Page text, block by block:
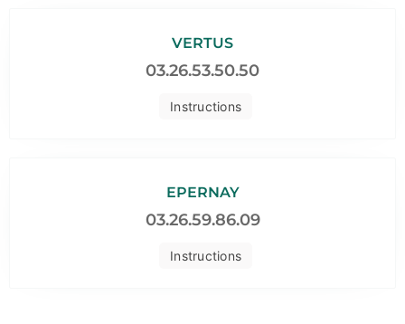
Instructions
VERTUS
03.26.53.50.50
Instructions
EPERNAY
03.26.59.86.09